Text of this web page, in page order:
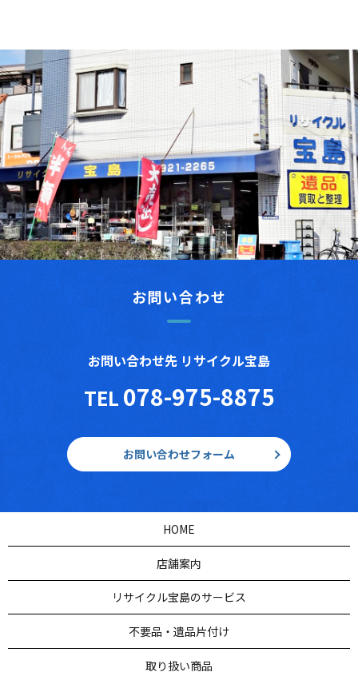
お問い合わせ
お問い合わせ先 リサイクル宝島
TEL 078-975-8875
お問い合わせフォーム
HOME
店舗案内
リサイクル宝島のサービス
不要品・遺品片付け
取り扱い商品